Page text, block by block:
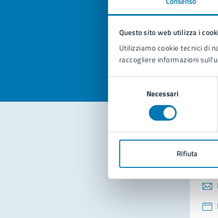
Questo sito web utilizza i
Utilizziamo cookie tecnici di
raccogliere informazioni
consenso
Necessari
Rifiuta